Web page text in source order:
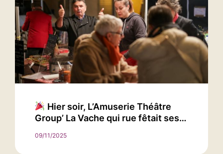
Hier soir, L’Amuserie Théâtre
Group’ La Vache qui rue fêtait ses…
09/11/2025